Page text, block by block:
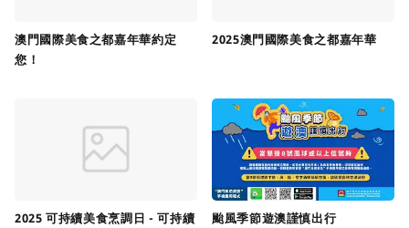
澳門國際美食之都嘉年華約定
您！
2025澳門國際美食之都嘉年華
2025 可持續美食烹調日 - 可持續
颱風季節遊澳謹慎出行